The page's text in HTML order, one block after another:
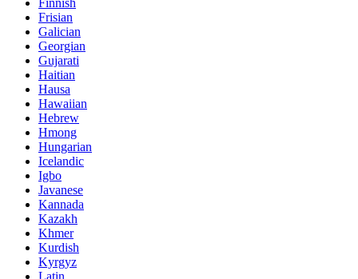
Finnish
Frisian
Galician
Georgian
Gujarati
Haitian
Hausa
Hawaiian
Hebrew
Hmong
Hungarian
Icelandic
Igbo
Javanese
Kannada
Kazakh
Khmer
Kurdish
Kyrgyz